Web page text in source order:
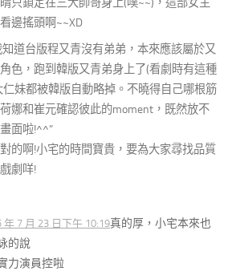
邊搖頭啊~~XD
道台版程又青沒有弟弟，本來應該屬於又
色，跑到韓版又青弟身上了(看劇時有這種
仁妹都被韓版自動略掉。不曉得自己哪根筋
娜和崔元確認彼此的moment，既然放不
面啦!^^”
的啊!小宅的時間寶貴，要為大家尋找品質
劇咩!
年 7 月 23 日下午 10:19真的厚，小宅本來也
的說
力演員控啦